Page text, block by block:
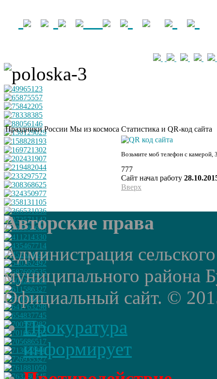
Праздники России Мы из космоса Статистика и QR-код сайта
Возьмите моб телефон с камерой,
777
Сайт начал работу
Вверх
Авторские права
Администрация
муниципального района
Официальный сайт. ©
Прокуратура
информирует